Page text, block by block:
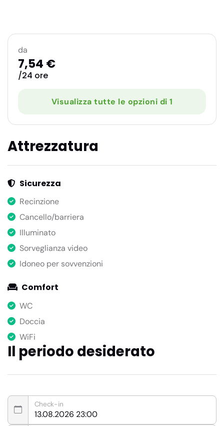
Attrezzatura
Sicurezza
Recinzione
Cancello/barriera
Illuminato
Sorveglianza video
Idoneo per sovvenzioni
Comfort
WC
Doccia
WiFi
Il periodo desiderato
Check-in
da
7,54 €
/24 ore
Visualizza tutte le opzioni di 1